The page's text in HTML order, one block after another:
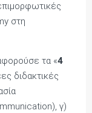
στη
τα «4
διδακτικές
γ)